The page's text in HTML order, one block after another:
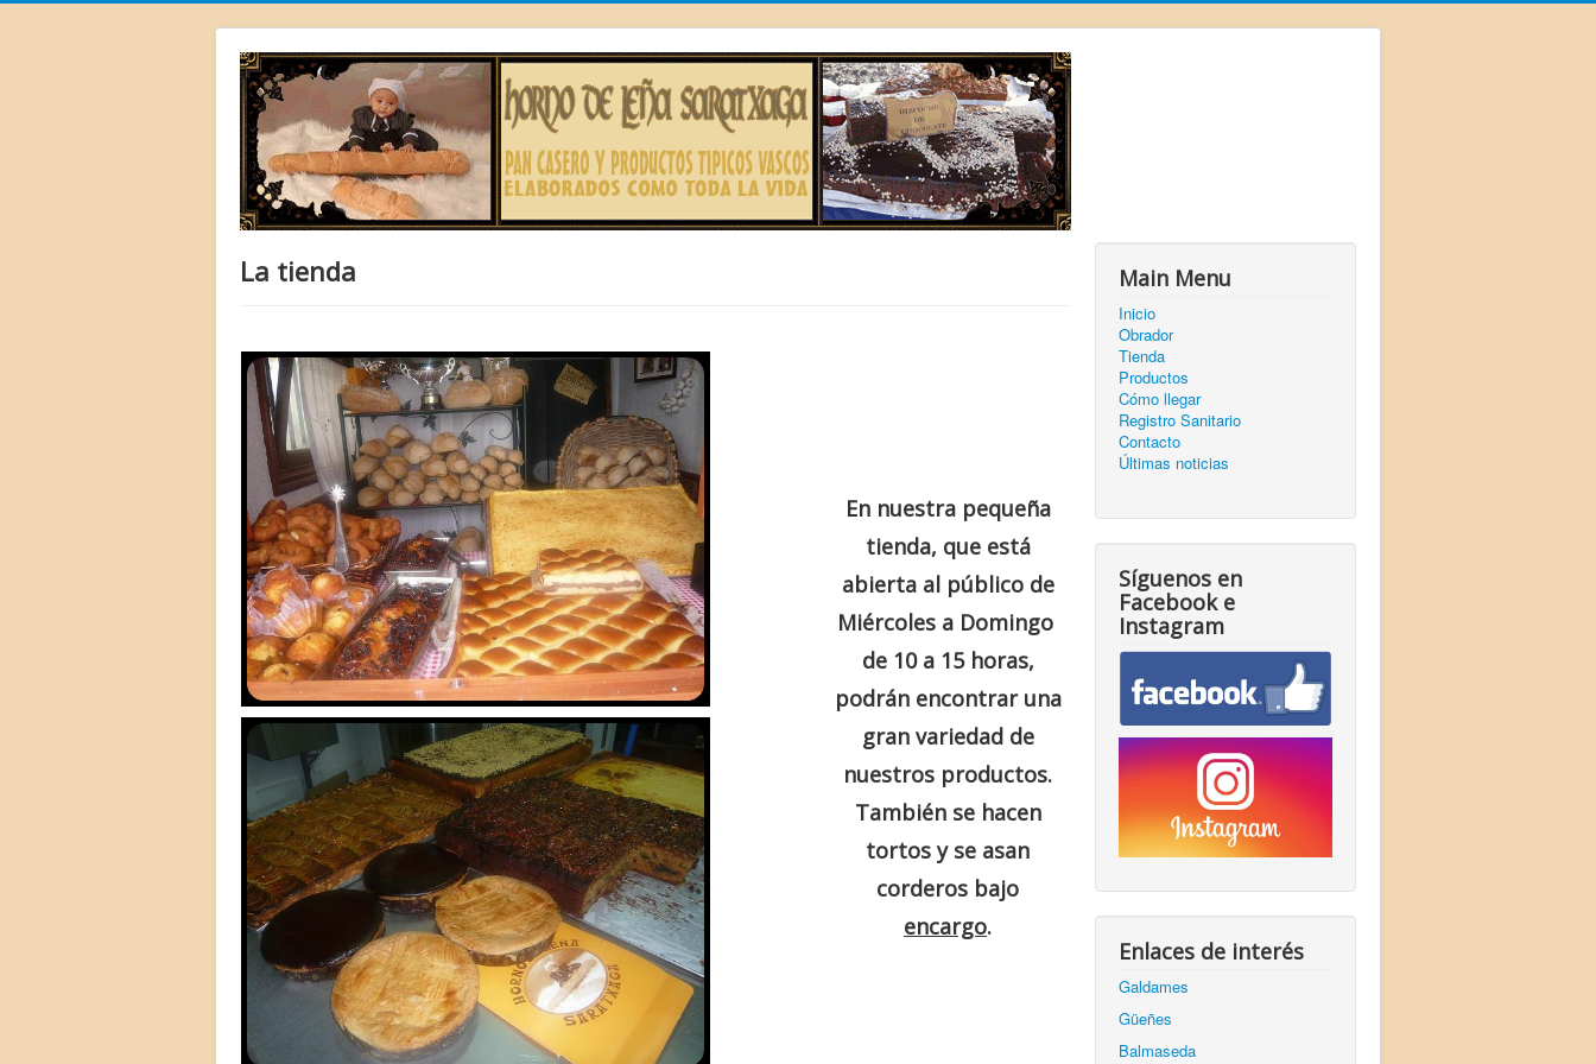
La tienda
En nuestra pequeña
tienda, que está
abierta al público de
Miércoles a Domingo
de 10 a 15 horas,
podrán encontrar una
gran variedad de
nuestros productos.
También se hacen
tortos y se asan
corderos bajo
encargo.
Main Menu
Inicio
Obrador
Tienda
Productos
Cómo llegar
Registro Sanitario
Contacto
Últimas noticias
Síguenos en
Facebook e
Instagram
Enlaces de interés
Galdames
Güeñes
Balmaseda